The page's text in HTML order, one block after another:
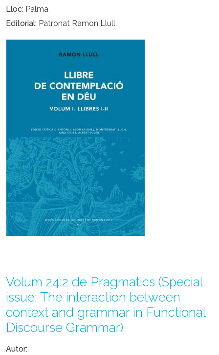
Lloc Palma
Editorial Patronat Ramon Llull
Volum 24:2 de Pragmatics (Special
issue: The interaction between
context and grammar in Functional
Discourse Grammar)
Autor